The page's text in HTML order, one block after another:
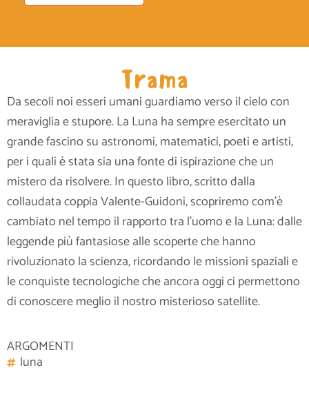
Trama
Da secoli noi esseri umani guardiamo verso il cielo con
meraviglia e stupore. La Luna ha sempre esercitato un
grande fascino su astronomi, matematici, poeti e artisti,
per i quali è stata sia una fonte di ispirazione che un
mistero da risolvere. In questo libro, scritto dalla
collaudata coppia Valente-Guidoni, scopriremo com’è
cambiato nel tempo il rapporto tra l’uomo e la Luna: dalle
leggende più fantasiose alle scoperte che hanno
rivoluzionato la scienza,ricordando le missioni spaziali e
le conquiste tecnologiche che ancora oggi ci permettono
di conoscere meglio il nostro misterioso satellite.
ARGOMENTI
luna